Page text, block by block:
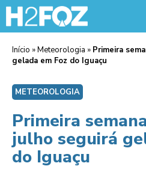
Início »Meteorologia » Primeira
gelada em Foz do Iguaçu
METEOROLOGIA
Primeira
julho seguirá
do Iguaçu